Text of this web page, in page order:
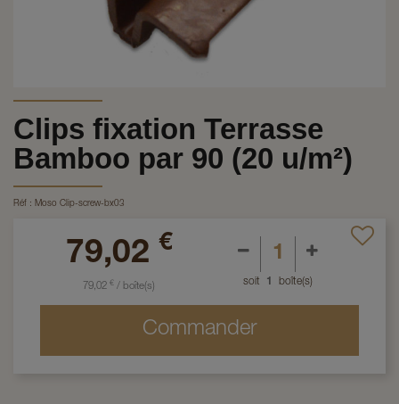
Clips fixation Terrasse
Bamboo par 90 (20 u/m²)
Réf : Moso Clip-screw-bx03
79,02 €
79,02 €/ boîte(s) soit 1 boîte(s)
Commander